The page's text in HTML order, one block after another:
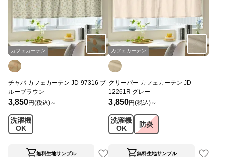
カフェカーテン
チャバ カフェカーテン JD-97316 ブ
ルーブラウン
3,850円(税込)～
洗濯機
OK
無料生地サンプル
カフェカーテン
クリーパー カフェカーテン JD-
12261R グレー
3,850円(税込)～
洗濯機
OK
防炎
無料生地サンプル